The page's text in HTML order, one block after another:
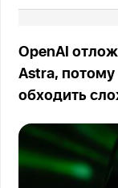
OpenAI
Astra, потому
обходить